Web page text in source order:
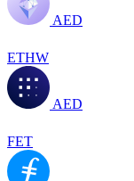
AED
ETHW
AED
FET